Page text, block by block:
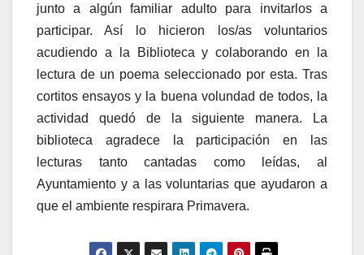
junto a algún familiar adulto para invitarlos a
participar. Así lo hicieron los/as voluntarios
acudiendo a la Biblioteca y colaborando en la
lectura de un poema seleccionado por esta. Tras
cortitos ensayos y la buena volundad de todos, la
actividad quedó de la siguiente manera. La
biblioteca agradece la participación en las
lecturas tanto cantadas como leídas, al
Ayuntamiento y a las voluntarias que ayudaron a
que el ambiente respirara Primavera.